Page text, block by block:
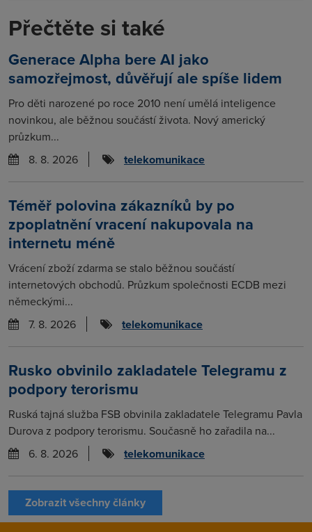
Přečtěte si také
Generace Alpha bere AI jako
samozřejmost, důvěřují ale spíše lidem
Pro děti narozené po roce 2010 není umělá inteligence
novinkou, ale běžnou součástí života. Nový americký
průzkum...
8. 8. 2026
telekomunikace
Téměř polovina zákazníků by po
zpoplatnění vracení nakupovala na
internetu méně
Vrácení zboží zdarma se stalo běžnou součástí
internetových obchodů. Průzkum společnosti ECDB mezi
německými...
7. 8. 2026
telekomunikace
Rusko obvinilo zakladatele Telegramu z
podpory terorismu
Ruská tajná služba FSB obvinila zakladatele Telegramu Pavla
Durova z podpory terorismu. Současně ho zařadila na...
6. 8. 2026
telekomunikace
Zobrazit všechny články